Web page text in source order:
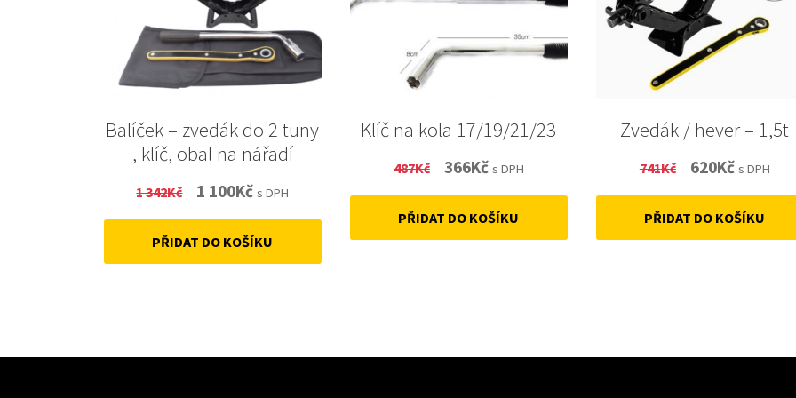
Balíček – zvedák do 2 tuny
, klíč, obal na nářadí
1 342Kč
Original
price
was:
1 100KčCurrent
price
is:
s DPH
PŘIDAT DO KOŠÍKU
Klíč na kola 17/19/21/23
487Kč
Original
price
was:
366KčCurrent
price
is:
s DPH
PŘIDAT DO KOŠÍKU
Zvedák / hever – 1,5t
741Kč
Original
price
was:
620KčCurrent
price
is:
s DPH
PŘIDAT DO KOŠÍKU